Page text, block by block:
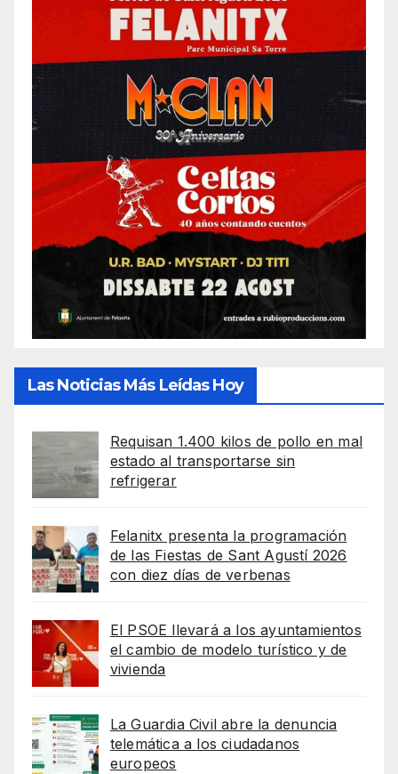
Las Noticias Más Leídas Hoy
Requisan 1.400 kilos de pollo en mal
estado al transportarse sin
refrigerar
Felanitx presenta la programación
de las Fiestas de Sant Agustí 2026
con diez días de verbenas
El PSOE llevará a los ayuntamientos
el cambio de modelo turístico y de
vivienda
La Guardia Civil abre la denuncia
telemática a los ciudadanos
europeos